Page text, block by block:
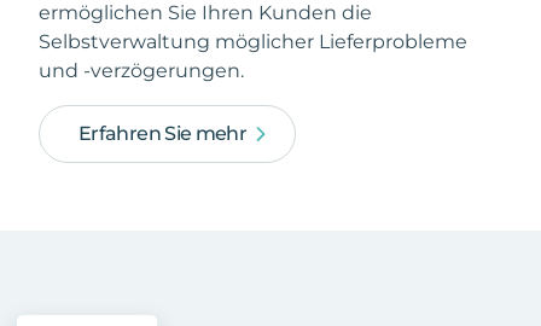
ermöglichen Sie Ihren Kunden die
Selbstverwaltung möglicher Lieferprobleme
und -verzögerungen.
Erfahren Sie mehr